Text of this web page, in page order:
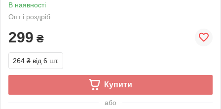
В наявності
Опт і роздріб
299 ₴
264 ₴ від 6 шт.
Купити
або